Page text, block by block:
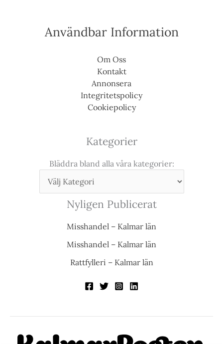
Användbar Information
Om Oss
Kontakt
Annonsera
Integritetspolicy
Cookiepolicy
Kategorier
Bläddra bland alla våra kategorier:
Nyligen Publicerat
Misshandel – Kalmar län
Misshandel – Kalmar län
Rattfylleri – Kalmar län